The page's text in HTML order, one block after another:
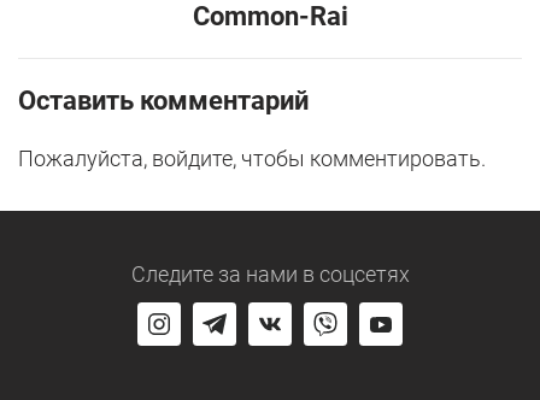
Common-Rai
Оставить комментарий
Пожалуйста, войдите, чтобы комментировать.
Следите за нами в соцсетях